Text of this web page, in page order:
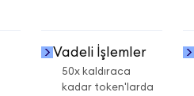
Vadeli İşlemler
50x kaldıraca
kadar token'larda